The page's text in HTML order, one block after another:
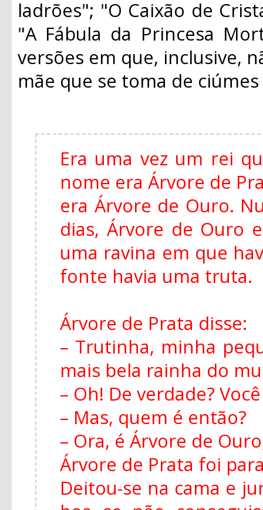
ladrões"; "O Caixão de
"A Fábula da Princesa
versões em que, inclusive,
mãe que se toma de
Era uma vez um rei
nome era Árvore de
era Árvore de Ouro.
dias, Árvore de Ouro
uma ravina em que
fonte havia uma truta.
Árvore de Prata disse:
– Trutinha, minha
mais bela rainha do
– Oh! De verdade?
– Mas, quem é então?
– Ora, é Árvore de
Árvore de Prata foi
Deitou-se na cama e